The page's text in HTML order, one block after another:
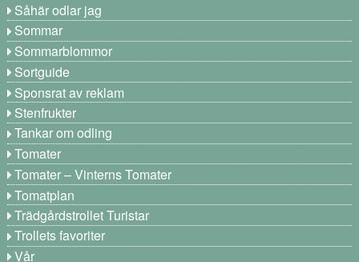
Såhär odlar jag
Sommar
Sommarblommor
Sortguide
Sponsrat av reklam
Stenfrukter
Tankar om odling
Tomater
Tomater – Vinterns Tomater
Tomatplan
Trädgårdstrollet Turistar
Trollets favoriter
Vår